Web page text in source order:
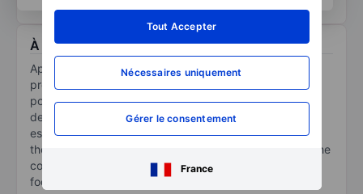
Tout Accepter
Nécessaires uniquement
Gérer le consentement
France
À propos Aptera Motors Corp
Aptera Motors Corp engages in the development,
production, and distribution of energy efficient solar-
powered, battery-electric vehicles. The company has
designed the Aptera vehicle to provide up to an
estimated 40 miles per day by collecting energy from
the sun and storing it in its proprietary battery pack. The
company operates as a single reportable segment
focused on the development of solar electric vehicles.